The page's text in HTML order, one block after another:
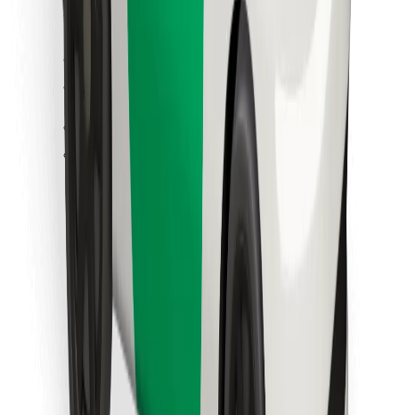
Stáhněte si aplikaci Bolt
Objevte své oblíbené jídlo!
Stáhněte si aplikaci Bolt Food